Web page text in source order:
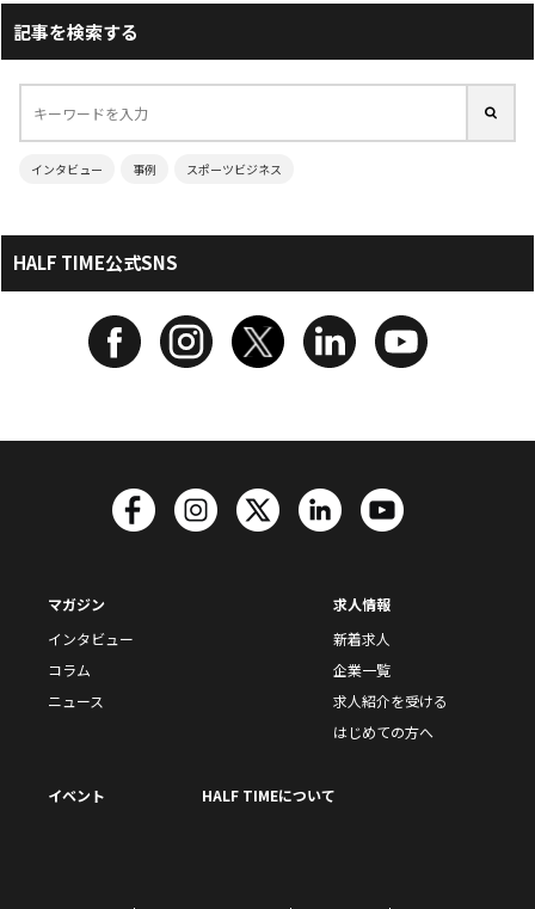
記事を検索する
インタビュー 事例 スポーツビジネス
HALF TIME公式SNS
マガジン
インタビュー
コラム
ニュース
求人情報
新着求人
企業一覧
求人紹介を受ける
はじめての方へ
イベント HALF TIMEについて